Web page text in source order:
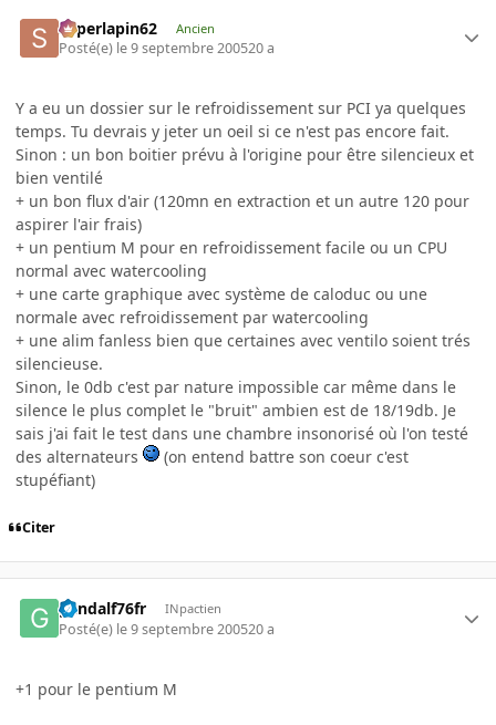
superlapin62 Ancien
Posté(e) le 9 septembre 200520 a
Y a eu un dossier sur le refroidissement sur PCI ya quelques
temps. Tu devrais y jeter un oeil si ce n'est pas encore fait.
Sinon : un bon boitier prévu à l'origine pour être silencieux et
bien ventilé
+ un bon flux d'air (120mn en extraction et un autre 120 pour
aspirer l'air frais)
+ un pentium M pour en refroidissement facile ou un CPU
normal avec watercooling
+ une carte graphique avec système de caloduc ou une
normale avec refroidissement par watercooling
+ une alim fanless bien que certaines avec ventilo soient trés
silencieuse.
Sinon, le 0db c'est par nature impossible car même dans le
silence le plus complet le "bruit" ambien est de 18/19db. Je
sais j'ai fait le test dans une chambre insonorisé où l'on testé
des alternateurs
(on entend battre son coeur c'est
stupéfiant)
Citer
gandalf76fr INpactien
Posté(e) le 9 septembre 200520 a
+1 pour le pentium M